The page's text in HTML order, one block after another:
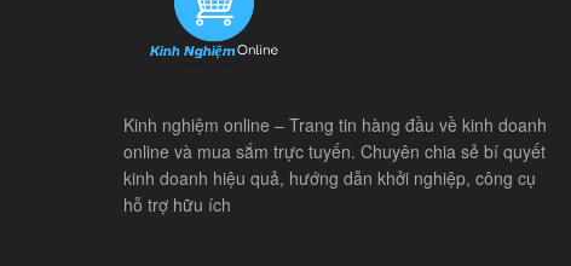
Kinh nghiệm online – Trang tin hàng đầu về kinh doanh
online và mua sắm trực tuyến. Chuyên chia sẻ bí quyết
kinh doanh hiệu quả, hướng dẫn khởi nghiệp, công cụ
hỗ trợ hữu ích